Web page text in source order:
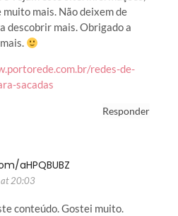
muito mais. Não deixem de
descobrir mais. Obrigado a
redes-de-
sacadas
Responder
aHPQBUBZ
20:03
conteúdo. Gostei muito.